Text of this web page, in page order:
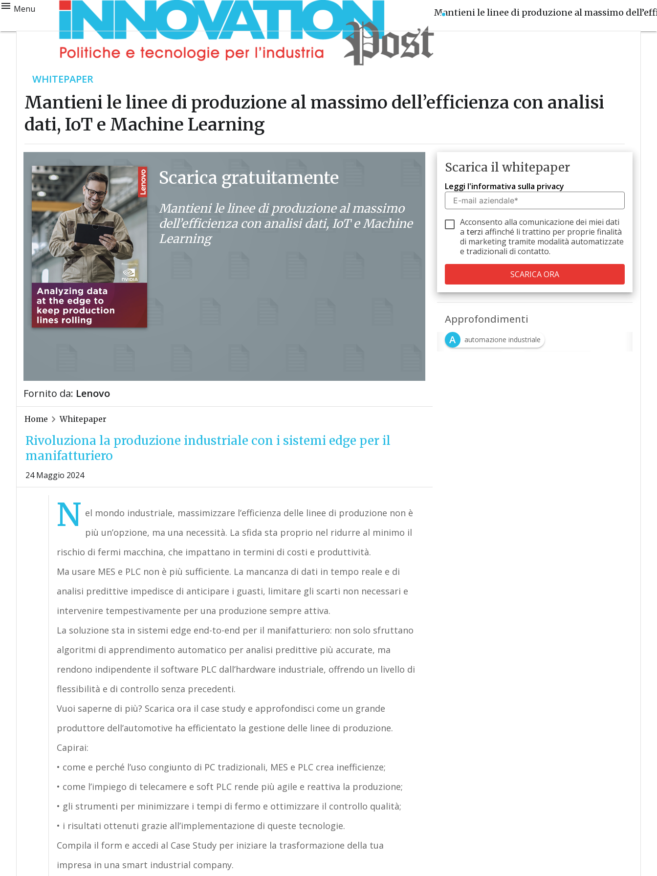
Menu Mantieni le linee di produzione al massimo
WHITEPAPER
Mantieni le linee di produzione al massimo dell’efficienza con analisi
dati, IoT e Machine Learning
Scarica gratuitamente
Mantieni le linee di produzione al massimo
dell’efficienza con analisi dati, IoT e Machine
Learning
Fornito da: Lenovo
Home Whitepaper
Rivoluziona la produzione industriale con i sistemi edge per il
manifatturiero
24 Maggio 2024
N el mondo industriale, massimizzare l’efficienza delle linee di produzione non è
più un’opzione, ma una necessità. La sfida sta proprio nel ridurre al minimo il
rischio di fermi macchina, che impattano in termini di costi e produttività.
Ma usare MES e PLC non è più sufficiente. La mancanza di dati in tempo reale e di
analisi predittive impedisce di anticipare i guasti, limitare gli scarti non necessari e
intervenire tempestivamente per una produzione sempre attiva.
La soluzione sta in sistemi edge end-to-end per il manifatturiero: non solo sfruttano
algoritmi di apprendimento automatico per analisi predittive più accurate, ma
rendono indipendente il software PLC dall’hardware industriale, offrendo un livello di
flessibilità e di controllo senza precedenti.
Vuoi saperne di più? Scarica ora il case study e approfondisci come un grande
produttore dell’automotive ha efficientato la gestione delle linee di produzione.
Capirai:
• come e perché l’uso congiunto di PC tradizionali, MES e PLC crea inefficienze;
• come l’impiego di telecamere e soft PLC rende più agile e reattiva la produzione;
• gli strumenti per minimizzare i tempi di fermo e ottimizzare il controllo qualità;
• i risultati ottenuti grazie all’implementazione di queste tecnologie.
Compila il form e accedi al Case Study per iniziare la trasformazione della tua
impresa in una smart industrial company.
Scarica il whitepaper
Leggi l'informativa sulla privacy
Acconsento alla comunicazione dei miei dati
a terzi affinché li trattino per proprie finalità
di marketing tramite modalità automatizzate
e tradizionali di contatto.
Approfondimenti
A
automazione industriale